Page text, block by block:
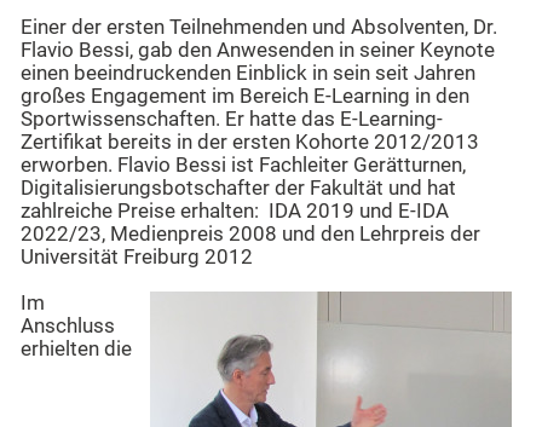
Einer der ersten Teilnehmenden und Absolventen, Dr.
Flavio Bessi, gab den Anwesenden in seiner Keynote
einen beeindruckenden Einblick in sein seit Jahren
großes Engagement im Bereich E-Learning in den
Sportwissenschaften. Er hatte das E-Learning-
Zertifikat bereits in der ersten Kohorte 2012/2013
erworben. Flavio Bessi ist Fachleiter Gerätturnen,
Digitalisierungsbotschafter der Fakultät und hat
zahlreiche Preise erhalten: IDA 2019 und E-IDA
2022/23, Medienpreis 2008 und den Lehrpreis der
Universität Freiburg 2012
Im
Anschluss
erhielten die